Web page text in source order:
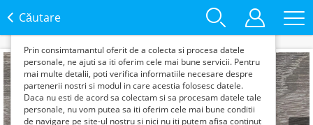
Căutare
date sunt folosite pentru analizarea traffic-ului pe site-ul
Prin consimtamantul oferit de a colecta si procesa datele
personale, ne ajuti sa iti oferim cele mai bune servicii. Pentru
mai multe detalii, poti verifica informatiile necesare despre
partenerii nostri si modul in care acestia folosesc datele.
Daca nu esti de acord sa colectam si sa procesam datele tale
personale, nu vom putea sa iti oferim cele mai bune conditii
de navigare pe site-ul nostru si nici nu iti putem afisa continut